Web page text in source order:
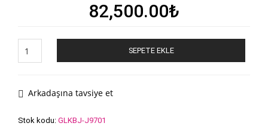
82,500.00₺
Survivor
SEPETE EKLE
Arkadaşına tavsiye et
Stok kodu: GLKBJ-J9701